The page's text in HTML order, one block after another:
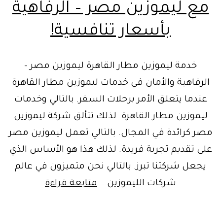
مع ليموزين مصر – الرفاهية
بأسعار تنافسية!
خدمة ليموزين مطار القاهرة ليموزين مصر –
الرفاهية والأمان في خدمات ليموزين مطار القاهرة
عندما يتعلق الأمر برحلات السفر. بالتالي وخدمات
ليموزين مطار القاهرة. لذلك تتألق شركة ليموزين
مصر كرائدة في المجال. بالتالي تعمل ليموزين مصر
على تقديم تجربة فريدة. لذلك هذا هو الأساس الذي
يجعل شركتنا تبرز. بالتالي نحن متميزون في عالم
شركات الليموزين.… متابعة قراءةخدمة